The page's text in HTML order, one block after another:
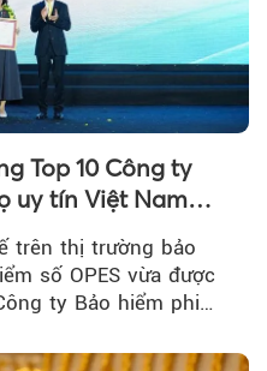
Top 10 Công ty
uy tín Việt Nam
trên thị trường bảo
số OPES vừa được
ty Bảo hiểm phi